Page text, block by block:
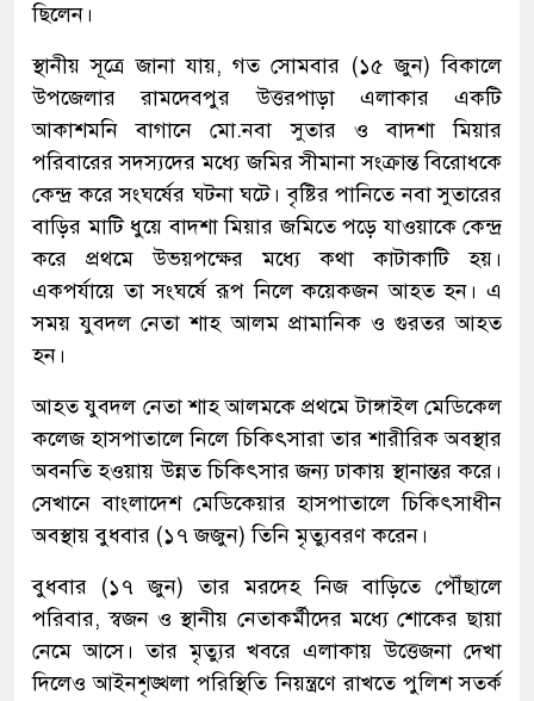
ছিলেন।
স্থানীয় সূত্রে জানা যায়, গত সোমবার (১৫ জুন) বিকালে
উপজেলার রামদেবপুর উত্তরপাড়া এলাকার একটি
আকাশমনি বাগানে মো.নবা সুতার ও বাদশা মিয়ার
পরিবারের সদস্যদের মধ্যে জমির সীমানা সংক্রান্ত বিরোধকে
কেন্দ্র করে সংঘর্ষের ঘটনা ঘটে। বৃষ্টির পানিতে নবা সুতারের
বাড়ির মাটি ধুয়ে বাদশা মিয়ার জমিতে পড়ে যাওয়াকে কেন্দ্র
করে প্রথমে উভয়পক্ষের মধ্যে কথা কাটাকাটি হয়।
একপর্যায়ে তা সংঘর্ষে রূপ নিলে কয়েকজন আহত হন। এ
সময় যুবদল নেতা শাহ আলম প্রামানিক ও গুরতর আহত
হন।
আহত যুবদল নেতা শাহ আলমকে প্রথমে টাঙ্গাইল মেডিকেল
কলেজ হাসপাতালে নিলে চিকিৎসারা তার শারীরিক অবস্থার
অবনতি হওয়ায় উন্নত চিকিৎসার জন্য ঢাকায় স্থানান্তর করে।
সেখানে বাংলাদেশ মেডিকেয়ার হাসপাতালে চিকিৎসাধীন
অবস্থায় বুধবার (১৭ জজুন) তিনি মৃত্যুবরণ করেন।
বুধবার (১৭ জুন) তার মরদেহ নিজ বাড়িতে পৌঁছালে
পরিবার, স্বজন ও স্থানীয় নেতাকর্মীদের মধ্যে শোকের ছায়া
নেমে আসে। তার মৃত্যুর খবরে এলাকায় উত্তেজনা দেখা
দিলেও আইনশৃঙ্খলা পরিস্থিতি নিয়ন্ত্রণে রাখতে পুলিশ সতর্ক